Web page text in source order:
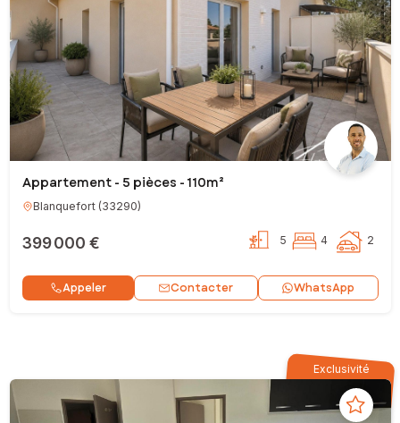
Appartement - 5 pièces - 110m²
Blanquefort(33290)
399 000 € 5 4 2
Appeler Contacter WhatsApp
Exclusivité